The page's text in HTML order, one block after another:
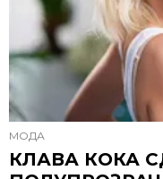
МОДА
КЛАВА КОКА